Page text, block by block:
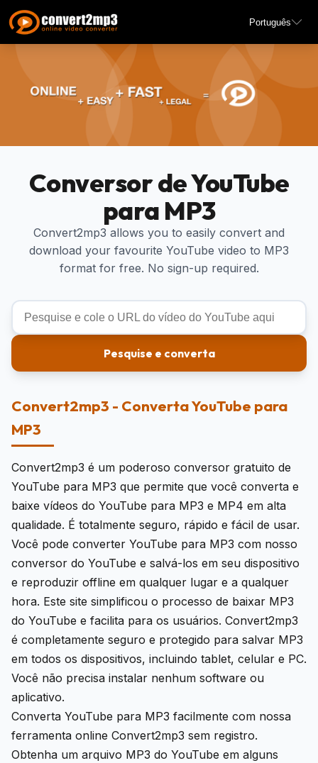
Português
Conversor de YouTube
para MP3
Convert2mp3 allows you to easily convert and
download your favourite YouTube video to MP3
format for free. No sign-up required.
Pesquise e converta
Convert2mp3 - Converta YouTube para
MP3
Convert2mp3 é um poderoso conversor gratuito de
YouTube para MP3 que permite que você converta e
baixe vídeos do YouTube para MP3 e MP4 em alta
qualidade. É totalmente seguro, rápido e fácil de usar.
Você pode converter YouTube para MP3 com nosso
conversor do YouTube e salvá-los em seu dispositivo
e reproduzir offline em qualquer lugar e a qualquer
hora. Este site simplificou o processo de baixar MP3
do YouTube e facilita para os usuários. Convert2mp3
é completamente seguro e protegido para salvar MP3
em todos os dispositivos, incluindo tablet, celular e PC.
Você não precisa instalar nenhum software ou
aplicativo.
Converta YouTube para MP3 facilmente com nossa
ferramenta online Convert2mp3 sem registro.
Obtenha um arquivo MP3 do YouTube em alguns